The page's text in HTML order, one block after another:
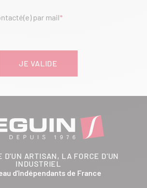
par mail
D'UN ARTISAN, LA FORCE D'UN
INDUSTRIEL
d'indépendants de France